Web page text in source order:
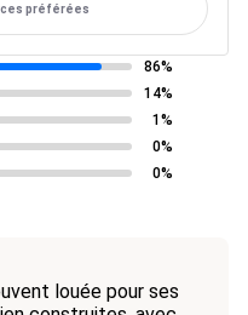
préférées
86%
14%
1%
0%
0%
louée pour ses